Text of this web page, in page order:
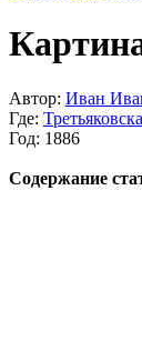
Автор: Иван
Где:
Год: 1886
Содержание